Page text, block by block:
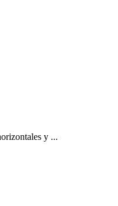
y ...